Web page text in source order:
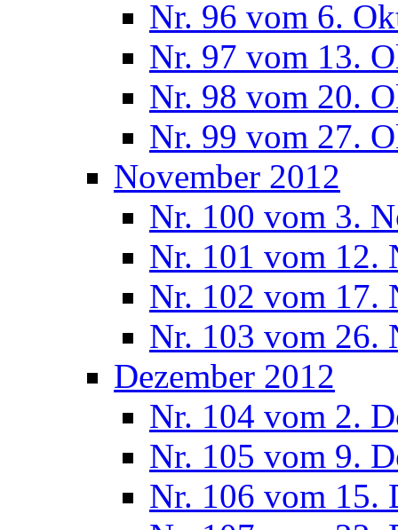
Nr. 96 vom 6.
Nr. 97 vom 13.
Nr. 98 vom 20.
Nr. 99 vom 27.
November 2012
Nr. 100 vom 3.
Nr. 101 vom 12.
Nr. 102 vom 17.
Nr. 103 vom 26.
Dezember 2012
Nr. 104 vom 2.
Nr. 105 vom 9.
Nr. 106 vom 15.